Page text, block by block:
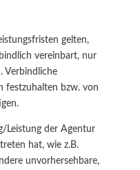
gelten,
vereinbart, nur
Verbindliche
festzuhalten bzw. von
Leistung der Agentur
hat, wie z.B.
unvorhersehbare,